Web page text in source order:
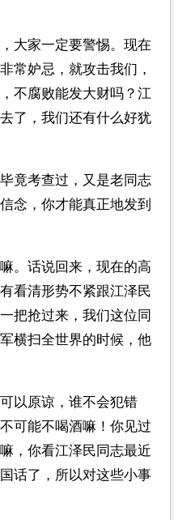
大家一定要警惕。现在
常妒忌，就攻击我们，
不腐败能发大财吗？江
了，我们还有什么好犹
竟考查过，又是老同志
念，你才能真正地发到
。话说回来，现在的高
看清形势不紧跟江泽民
把抢过来，我们这位同
横扫全世界的时候，他
以原谅，谁不会犯错
可能不喝酒嘛！你见过
，你看江泽民同志最近
话了，所以对这些小事